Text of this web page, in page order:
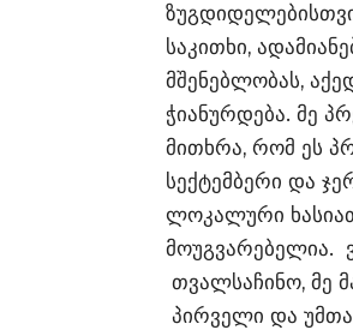
საკითხი,
მშენებლობას,
ჭიანურდება. მე
მითხრა, რომ ეს
სექტემბერი და
ლოკალური
მოუგვარებელია.
თვალსაჩინო, მე
პირველი და